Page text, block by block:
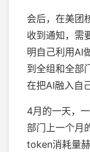
会后，在美团
收到通知，需
明自己利用AI
到全组和全部
在把AI融入自
4月的一天，
部门上一个月
token消耗量